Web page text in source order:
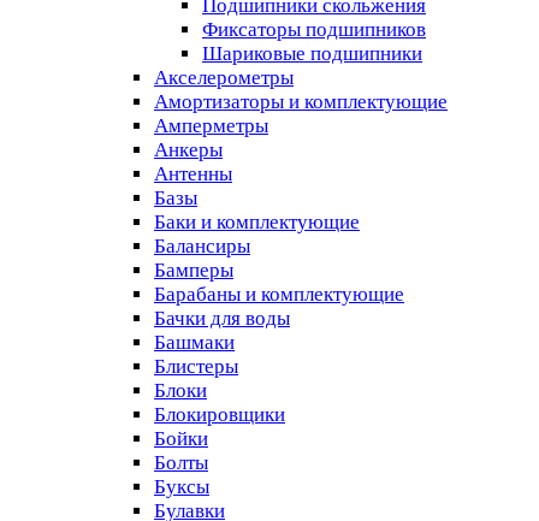
Подшипники скольжения
Фиксаторы подшипников
Шариковые подшипники
Акселерометры
Амортизаторы и комплектующие
Амперметры
Анкеры
Антенны
Базы
Баки и комплектующие
Балансиры
Бамперы
Барабаны и комплектующие
Бачки для воды
Башмаки
Блистеры
Блоки
Блокировщики
Бойки
Болты
Буксы
Булавки